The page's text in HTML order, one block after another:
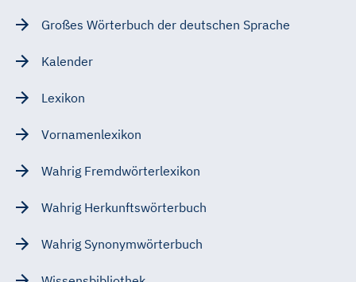
Großes Wörterbuch der deutschen Sprache
Kalender
Lexikon
Vornamenlexikon
Wahrig Fremdwörterlexikon
Wahrig Herkunftswörterbuch
Wahrig Synonymwörterbuch